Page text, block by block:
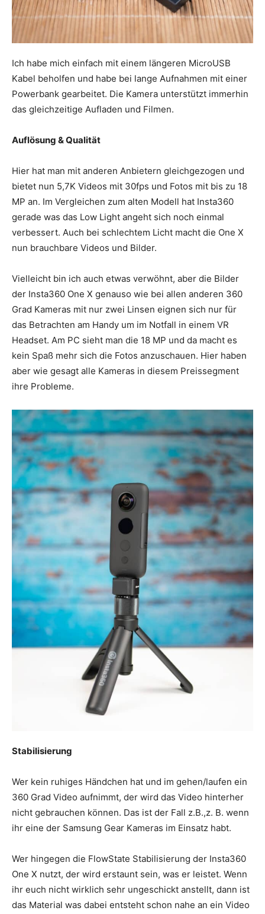
Ich habe mich einfach mit einem längeren MicroUSB
Kabel beholfen und habe bei lange Aufnahmen mit einer
Powerbank gearbeitet. Die Kamera unterstützt immerhin
das gleichzeitige Aufladen und Filmen.
Auflösung & Qualität
Hier hat man mit anderen Anbietern gleichgezogen und
bietet nun 5,7K Videos mit 30fps und Fotos mit bis zu 18
MP an. Im Vergleichen zum alten Modell hat Insta360
gerade was das Low Light angeht sich noch einmal
verbessert. Auch bei schlechtem Licht macht die One X
nun brauchbare Videos und Bilder.
Vielleicht bin ich auch etwas verwöhnt, aber die Bilder
der Insta360 One X genauso wie bei allen anderen 360
Grad Kameras mit nur zwei Linsen eignen sich nur für
das Betrachten am Handy um im Notfall in einem VR
Headset. Am PC sieht man die 18 MP und da macht es
kein Spaß mehr sich die Fotos anzuschauen. Hier haben
aber wie gesagt alle Kameras in diesem Preissegment
ihre Probleme.
Stabilisierung
Wer kein ruhiges Händchen hat und im gehen/laufen ein
360 Grad Video aufnimmt, der wird das Video hinterher
nicht gebrauchen können. Das ist der Fall z.B.,z. B. wenn
ihr eine der Samsung Gear Kameras im Einsatz habt.
Wer hingegen die FlowState Stabilisierung der Insta360
One X nutzt, der wird erstaunt sein, was er leistet. Wenn
ihr euch nicht wirklich sehr ungeschickt anstellt, dann ist
das Material was dabei entsteht schon nahe an ein Video